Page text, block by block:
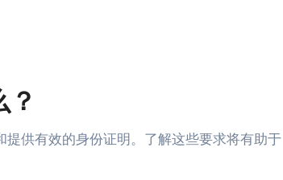
供有效的身份证明。了解这些要求将有助于